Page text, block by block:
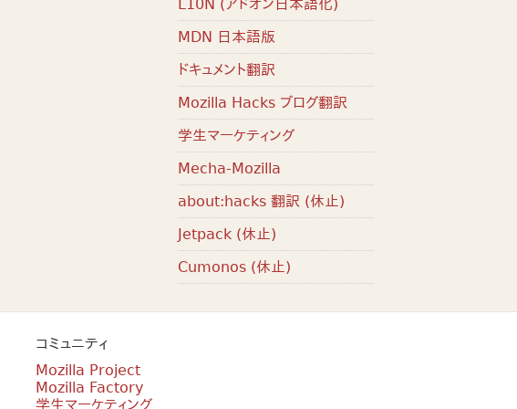
L10N (アドオン日本語化)
MDN 日本語版
ドキュメント翻訳
Mozilla Hacks ブログ翻訳
学生マーケティング
Mecha-Mozilla
about:hacks 翻訳 (休止)
Jetpack (休止)
Cumonos (休止)
コミュニティ
Mozilla Project
Mozilla Factory
学生マーケティング